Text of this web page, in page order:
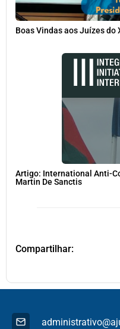
Boas Vindas aos Juízes do
Artigo: International Anti-
Martin De Sanctis
Compartilhar: